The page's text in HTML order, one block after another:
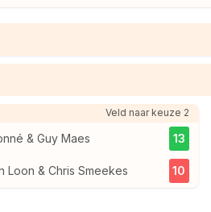
Veld naar keuze 2
& Guy Maes 13
Loon & Chris Smeekes 10